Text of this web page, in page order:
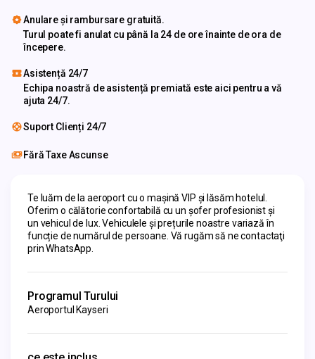
Anulare și rambursare gratuită.
Turul poate fi anulat cu până la 24 de ore înainte de ora de
începere.
Asistență 24/7
Echipa noastră de asistență premiată este aici pentru a vă
ajuta 24/7.
Suport Clienți 24/7
Fără Taxe Ascunse
Te luăm de la aeroport cu o maşină VIP şi lăsăm hotelul.
Oferim o călătorie confortabilă cu un şofer profesionist şi
un vehicul de lux. Vehiculele și prețurile noastre variază în
funcție de numărul de persoane. Vă rugăm să ne contactaţi
prin WhatsApp.
Programul Turului
Aeroportul Kayseri